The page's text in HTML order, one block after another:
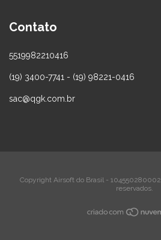
Contato
5519982210416
(19) 3400-7741 - (19) 98221-0416
sac@qgk.com.br
Copyright Airsoft do Brasil -
reservados.